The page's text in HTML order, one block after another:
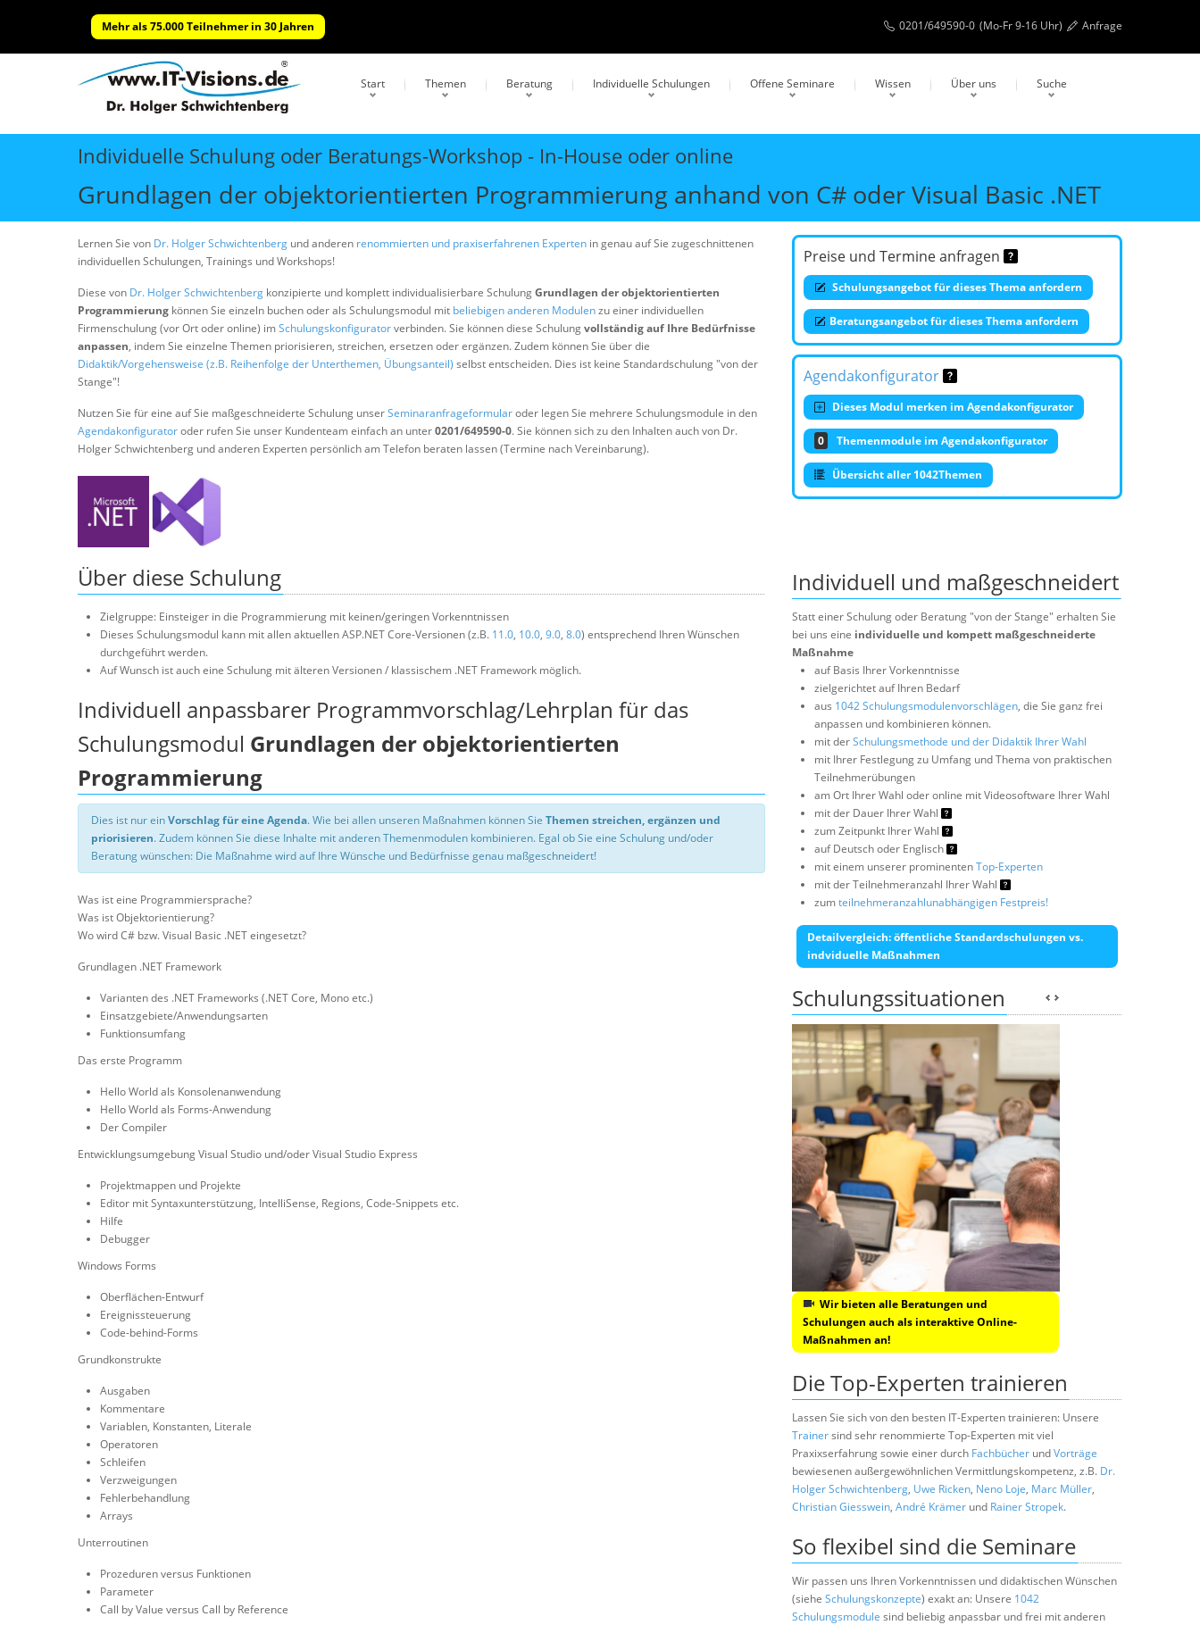
Mehr als 75.000 Teilnehmer in 30 Jahren 0201/649590-0 (Mo-Fr 9-16 Uhr) Anfrage
Start Themen Beratung Individuelle Schulungen Offene Seminare Wissen Über uns Suche
Individuelle Schulung oder Beratungs-Workshop - In-House oder online
Grundlagen der objektorientierten Programmierung anhand von C# oder Visual Basic .NET
Lernen Sie von Dr. Holger Schwichtenberg und anderen renommierten und praxiserfahrenen Experten in genau auf Sie zugeschnittenen
individuellen Schulungen, Trainings und Workshops!
Diese von Dr. Holger Schwichtenberg konzipierte und komplett individualisierbare SchulungGrundlagen der objektorientierten
Programmierung können Sie einzeln buchen oder als Schulungsmodul mit beliebigen anderen Modulenzu einer individuellen
Firmenschulung (vor Ort oder online) imSchulungskonfiguratorverbinden. Sie können diese Schulungvollständig auf Ihre Bedürfnisse
anpassen, indem Sie einzelne Themen priorisieren, streichen, ersetzen oder ergänzen. Zudem können Sie über die
Didaktik/Vorgehensweise (z.B. Reihenfolge der Unterthemen, Übungsanteil) selbst entscheiden. Dies ist keine Standardschulung "von der
Stange"!
Nutzen Sie für eine auf Sie maßgeschneiderte Schulung unserSeminaranfrageformularoder legen Sie mehrere Schulungsmodule in den
Agendakonfiguratoroder rufen Sie unser Kundenteam einfach an unter0201/649590-0. Sie können sich zu den Inhalten auch von Dr.
Holger Schwichtenberg und anderen Experten persönlich am Telefon beraten lassen (Termine nach Vereinbarung).
Preise und Termine anfragen
Schulungsangebot für dieses Thema anfordern
Beratungsangebot für dieses Thema anfordern
Agendakonfigurator
Dieses Modul merken im Agendakonfigurator
0 Themenmodule im Agendakonfigurator
Übersicht aller 1042Themen
Über diese Schulung
Zielgruppe: Einsteiger in die Programmierung mit keinen/geringen Vorkenntnissen
Dieses Schulungsmodul kann mit allen aktuellen ASP.NET Core-Versionen (z.B. 11.0, 10.0, 9.0, 8.0) entsprechend Ihren Wünschen
durchgeführt werden.
Auf Wunsch ist auch eine Schulung mit älteren Versionen / klassischem .NET Framework möglich.
Individuell anpassbarer Programmvorschlag/Lehrplan für das
Schulungsmodul Grundlagen der objektorientierten
Programmierung
Dies ist nur einVorschlag für eine Agenda. Wie bei allen unseren Maßnahmen können Sie Themen streichen, ergänzen und
priorisieren. Zudem können Sie diese Inhalte mit anderen Themenmodulen kombinieren. Egal ob Sie eine Schulung und/oder
Beratung wünschen: Die Maßnahme wird auf Ihre Wünsche und Bedürfnisse genau maßgeschneidert!
Was ist eine Programmiersprache?
Was ist Objektorientierung?
Wo wird C# bzw. Visual Basic .NET eingesetzt?
Grundlagen .NET Framework
Varianten des .NET Frameworks (.NET Core, Mono etc.)
Einsatzgebiete/Anwendungsarten
Funktionsumfang
Das erste Programm
Hello World als Konsolenanwendung
Hello World als Forms-Anwendung
Der Compiler
Entwicklungsumgebung Visual Studio und/oder Visual Studio Express
Projektmappen und Projekte
Editor mit Syntaxunterstützung, IntelliSense, Regions, Code-Snippets etc.
Hilfe
Debugger
Windows Forms
Oberflächen-Entwurf
Ereignissteuerung
Code-behind-Forms
Grundkonstrukte
Ausgaben
Kommentare
Variablen, Konstanten, Literale
Operatoren
Schleifen
Verzweigungen
Fehlerbehandlung
Arrays
Unterroutinen
Prozeduren versus Funktionen
Parameter
Call by Value versus Call by Reference
Individuell und maßgeschneidert
Statt einer Schulung oder Beratung "von der Stange" erhalten Sie
bei uns eine individuelle und kompett maßgeschneiderte
Maßnahme
auf Basis Ihrer Vorkenntnisse
zielgerichtet auf Ihren Bedarf
aus 1042 Schulungsmodulenvorschlägen, die Sie ganz frei
anpassen und kombinieren können.
mit derSchulungsmethode und der Didaktik Ihrer Wahl
mit Ihrer Festlegung zu Umfang und Thema von praktischen
Teilnehmerübungen
am Ort Ihrer Wahl oder online mit Videosoftware Ihrer Wahl
mit der Dauer Ihrer Wahl
zum Zeitpunkt Ihrer Wahl
auf Deutsch oder Englisch
mit einem unserer prominentenTop-Experten
mit der Teilnehmeranzahl Ihrer Wahl
zumteilnehmeranzahlunabhängigen Festpreis!
Detailvergleich: öffentliche Standardschulungen vs.
indviduelle Maßnahmen
Schulungssituationen
Wir bieten alle Beratungen und
Schulungen auch als interaktive Online-
Maßnahmen an!
Die Top-Experten trainieren
Lassen Sie sich von den besten IT-Experten trainieren: Unsere
Trainersind sehr renommierte Top-Experten mit viel
Praxixserfahrung sowie einer durch Fachbücher undVorträge
bewiesenen außergewöhnlichen Vermittlungskompetenz, z.B. Dr.
Holger Schwichtenberg, Uwe Ricken, Neno Loje, Marc Müller,
Christian Giesswein, André Krämer und Rainer Stropek.
So flexibel sind die Seminare
Wir passen uns Ihren Vorkenntnissen und didaktischen Wünschen
(siehe Schulungskonzepte) exakt an: Unsere 1042
Schulungsmodule sind beliebig anpassbar und frei mit anderen